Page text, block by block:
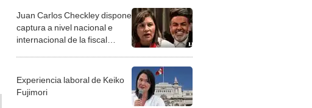
Juan Carlos Checkley dispone
captura a nivel nacional e
internacional de la fiscal
Experiencia laboral de Keiko
Fujimori